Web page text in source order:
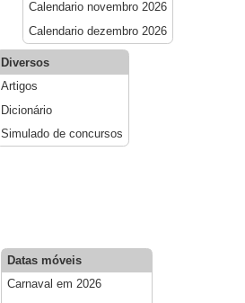
Calendario novembro 2026
Calendario dezembro 2026
Diversos
Artigos
Dicionário
Simulado de concursos
Datas móveis
Carnaval em 2026